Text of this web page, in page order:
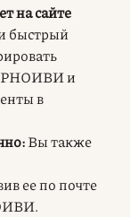
на сайте
быстрый
и
в
Вы также
ее по почте